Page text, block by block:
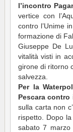
l’incontro
vertice con
contro l’Unime
formazione di
Giuseppe De
vitalità visti in
girone di ritorno
salvezza.
Per la
Pescara
sulla carta non
rispetto. Dopo
sabato 7 marzo